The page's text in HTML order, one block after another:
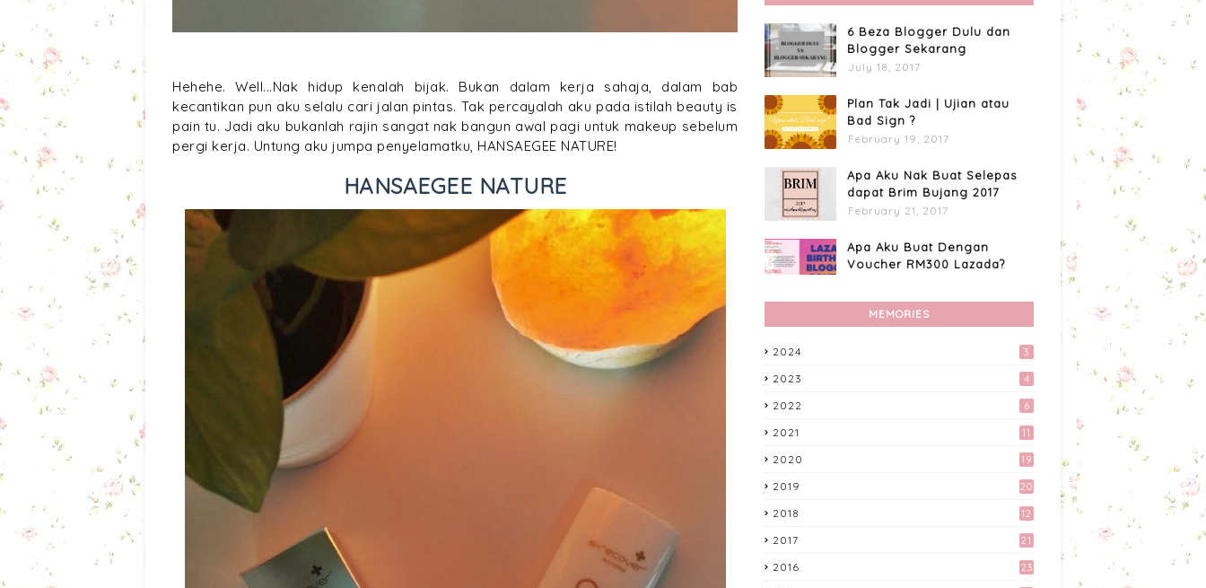
Hehehe. Well...Nak hidup kenalah bijak. Bukan dalam kerja sahaja, dalam bab
kecantikan pun aku selalu cari jalan pintas. Tak percayalah aku pada istilah beauty is
pain tu. Jadi aku bukanlah rajin sangat nak bangun awal pagi untuk makeup sebelum
pergi kerja. Untung aku jumpa penyelamatku, HANSAEGEE NATURE!
HANSAEGEE NATURE
6 Beza Blogger Dulu dan
Blogger Sekarang
July 18, 2017
Plan Tak Jadi | Ujian atau
Bad Sign ?
February 19, 2017
Apa Aku Nak Buat Selepas
dapat Brim Bujang 2017
February 21, 2017
Apa Aku Buat Dengan
Voucher RM300 Lazada?
Custome Organizer
MEMORIES
2024 3
2023 4
2022 6
2021 11
2020 19
2019 20
2018
12
2017
21
2016
23